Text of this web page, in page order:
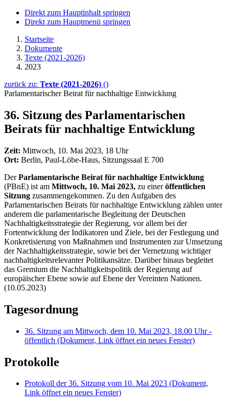
Direkt zum Hauptinhalt springen
Direkt zum Hauptmenü springen
Startseite
Dokumente
Texte (2021-2026)
2023
zurück zu: Texte (2021-2026) ()
Parlamentarischer Beirat für nachhaltige Entwicklung
36. Sitzung des Parlamentarischen
Beirats für nachhaltige Entwicklung
Zeit: Mittwoch, 10. Mai 2023, 18 Uhr
Ort: Berlin, Paul-Löbe-Haus, Sitzungssaal E 700
DerParlamentarische Beirat für nachhaltige Entwicklung
(PBnE) ist am Mittwoch, 10. Mai 2023, zu eineröffentlichen
Sitzung zusammengekommen. Zu den Aufgaben des
Parlamentarischen Beirats für nachhaltige Entwicklung zählen unter
anderem die parlamentarische Begleitung der Deutschen
Nachhaltigkeitsstrategie der Regierung, vor allem bei der
Fortentwicklung der Indikatoren und Ziele, bei der Festlegung und
Konkretisierung von Maßnahmen und Instrumenten zur Umsetzung
der Nachhaltigkeitsstrategie, sowie bei der Vernetzung wichtiger
nachhaltigkeitsrelevanter Politikansätze. Darüber hinaus begleitet
das Gremium die Nachhaltigkeitspolitik der Regierung auf
europäischer Ebene sowie auf Ebene der Vereinten Nationen.
(10.05.2023)
Tagesordnung
36. Sitzung am Mittwoch, dem 10. Mai 2023, 18.00 Uhr -
öffentlich (Dokument, Link öffnet ein neues Fenster)
Protokolle
Protokoll der 36. Sitzung vom 10. Mai 2023 (Dokument,
Link öffnet ein neues Fenster)